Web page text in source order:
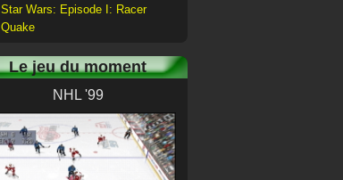
Star Wars: Episode I: Racer
Quake
Le jeu du moment
NHL '99